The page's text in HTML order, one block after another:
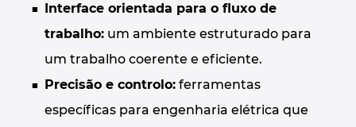
Interface orientada para o fluxo de
trabalho: um ambiente estruturado para
um trabalho coerente e eficiente.
Precisão e controlo: ferramentas
específicas para engenharia elétrica que
Poland
Portugal
Romania